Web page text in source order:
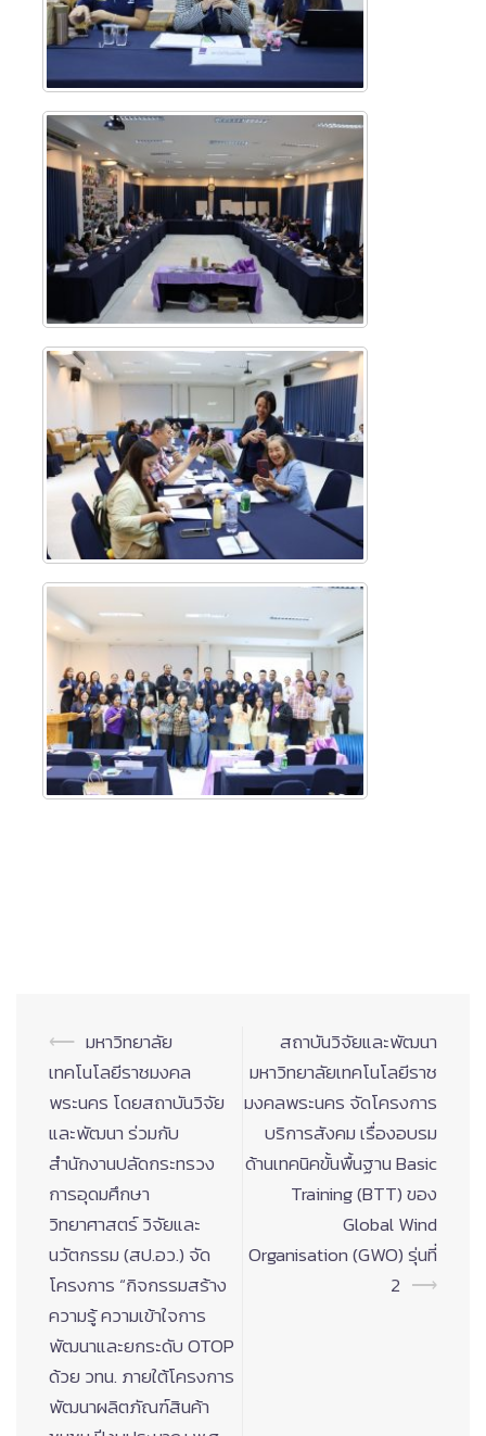
Post
navigation
⟵ มหาวิทยาลัย
เทคโนโลยีราชมงคล
พระนคร โดยสถาบันวิจัย
และพัฒนา ร่วมกับ
สำนักงานปลัดกระทรวง
การอุดมศึกษา
วิทยาศาสตร์ วิจัยและ
นวัตกรรม (สป.อว.) จัด
โครงการ “กิจกรรมสร้าง
ความรู้ ความเข้าใจการ
พัฒนาและยกระดับ OTOP
ด้วย วทน. ภายใต้โครงการ
พัฒนาผลิตภัณฑ์สินค้า
สถาบันวิจัยและพัฒนา
มหาวิทยาลัยเทคโนโลยีราช
มงคลพระนคร จัดโครงการ
บริการสังคม เรื่องอบรม
ด้านเทคนิคขั้นพื้นฐาน Basic
Training (BTT) ของ
Global Wind
Organisation (GWO) รุ่นที่
2 ⟶